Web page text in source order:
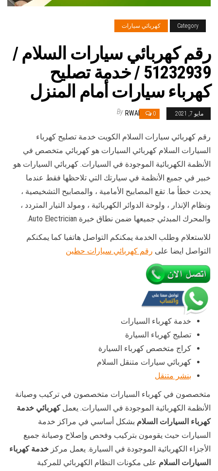
Category كهربائي سيارات
رقم كهربائي سيارات السلام /
51232939‬ / خدمة تصليح
كهرباء سيارات أمام المنزل
مايو 7, 2021 0
By RWAN
رقم كهربائي سيارات السلام الكويت خدمة تصليح كهرباء
السيارات السلام كهربائي السيارات هو كهربائي متخصص في
الأنظمة الكهربائية الموجودة في السيارات. كهربائي السيارات هو
خبير في جميع الأنظمة في سيارتك التي تلاحظها فقط عندما
يحدث خطأ ما. تقع المصابيح الأمامية ، والمصابيح التشخيصية ،
ونظام الإنذار ، ولوحة الدوائر الكهربائية ، ومولد التيار المتردد ،
والمحرك المبدئي جميعها ضمن نطاق خبرة Auto Electrician.
للاستعلام وطلب الخدمة يمكنكم التواصل هاتفيا كما يمكنكم
التواصل ايضا على رقم كهربائي سيارات حطين
خدمة كهرباء السيارات
تصليج كهرباء السيارة
كراج متخصص كهرباء السيارة
كهربائي سيارات متنقل السلام
بنشر متنقل
متخصصون في كهرباء السيارات متخصصون في تركيب وصيانة
الأنظمة الكهربائية الموجودة في السيارات. يعملكهربائي خدمة
كهرباء السيارات السلام بشكل أساسي في مراكز خدمة
السيارات حيث يقومون بتركيب وفحص وإصلاح وصيانة جميع
الأجزاء الكهربائية الموجودة في السيارة. يعمل مركز خدمة كهرباء
السيارات السلام على مكونات النظام الكهربائي للمركبة